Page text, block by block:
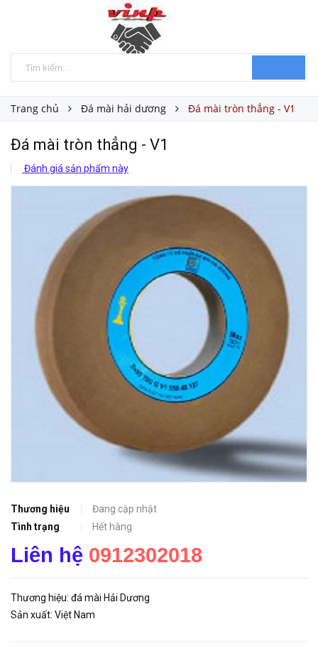
Trang chủ Đá mài hải dương Đá mài tròn thẳng - V1
Đá mài tròn thẳng - V1
Đánh giá sản phẩm này
Thương hiệu
Đang cập nhật
Tình trạng
Hết hàng
Liên hệ 0912302018
Thương hiệu: đá mài Hải Dương
Sản xuất: Việt Nam